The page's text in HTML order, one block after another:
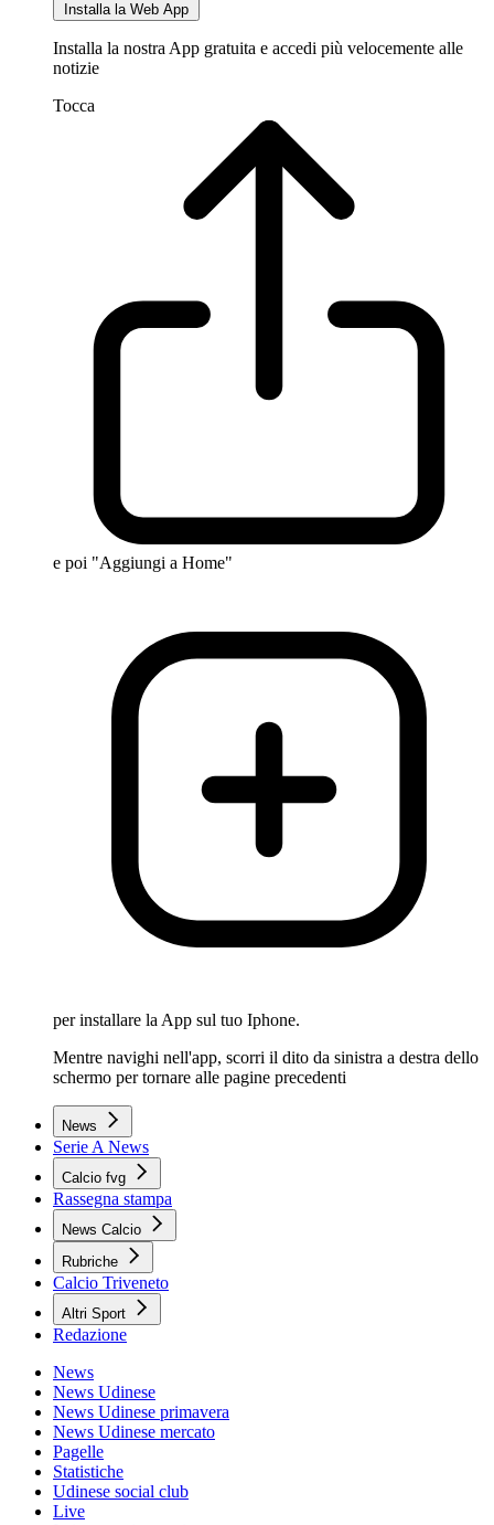
Installa la Web App
Installa la nostra App gratuita e accedi più velocemente alle
notizie
Tocca
e poi "Aggiungi a Home"
per installare la App sul tuo Iphone.
Mentre navighi nell'app, scorri il dito da sinistra a destra dello
schermo per tornare alle pagine precedenti
News
Serie A News
Calcio fvg
Rassegna stampa
News Calcio
Rubriche
Calcio Triveneto
Altri Sport
Redazione
News
News Udinese
News Udinese primavera
News Udinese mercato
Pagelle
Statistiche
Udinese social club
Live